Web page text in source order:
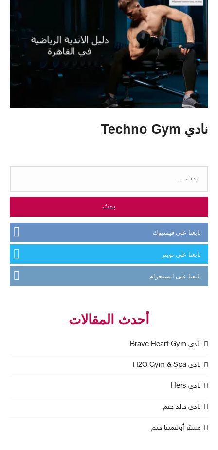
نادي Techno Gym
تابعنا على فيسبوك
تابعنا على تويتر
تابعنا على انستجرام
أحدث المقالات
نادي Brave Heart Gym
نادي H2O Gym & Spa
نادي Hers
نادي خالد جيم
مستر أوليمبيا جيم